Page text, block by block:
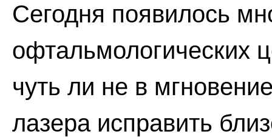
Сегодня появилось
офтальмологических
чуть ли не в
лазера исправить